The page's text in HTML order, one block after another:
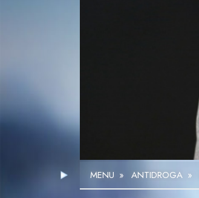
MENU » ANTIDROGA »